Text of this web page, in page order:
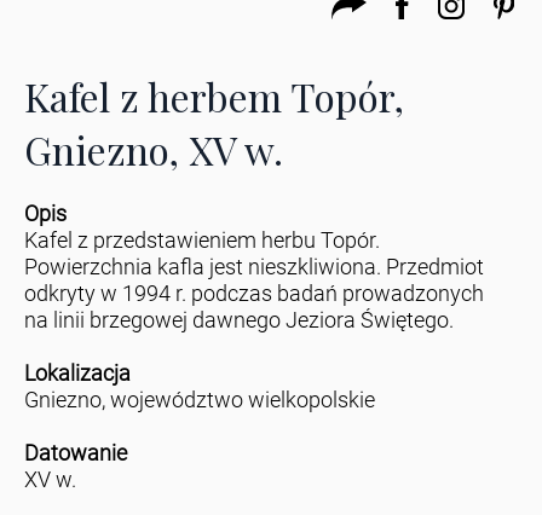
Kafel z herbem Topór,
Gniezno, XV w.
Opis
Kafel z przedstawieniem herbu Topór.
Powierzchnia kafla jest nieszkliwiona. Przedmiot
odkryty w 1994 r. podczas badań prowadzonych
na linii brzegowej dawnego Jeziora Świętego.
Lokalizacja
Gniezno, województwo wielkopolskie
Datowanie
XV w.